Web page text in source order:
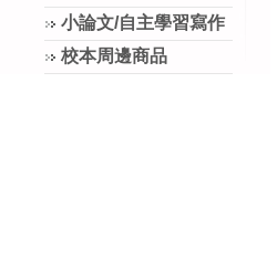
小論文/自主學習寫作
校本周邊商品